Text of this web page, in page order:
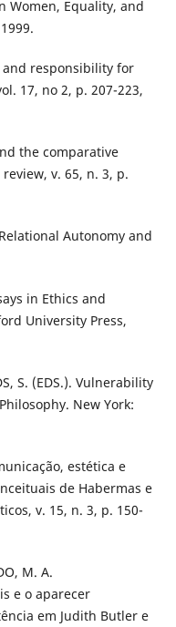
Women, Equality, and
and responsibility for
17, no 2, p. 207-223,
the comparative
v. 65, n. 3, p.
Autonomy and
in Ethics and
University Press,
S. (EDS.). Vulnerability
New York:
estética e
de Habermas e
v. 15, n. 3, p. 150-
M. A.
e o aparecer
em Judith Butler e